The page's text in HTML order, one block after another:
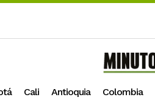
Cali Antioquia Colombia